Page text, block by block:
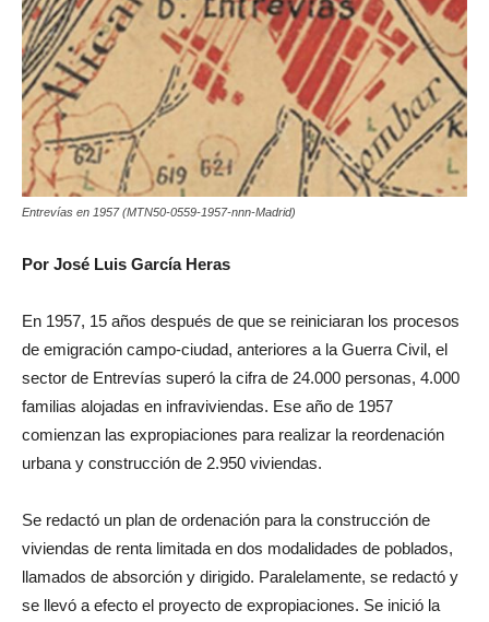
Entrevías en 1957 (MTN50-0559-1957-nnn-Madrid)
Por José Luis García Heras
En 1957, 15 años después de que se reiniciaran los procesos
de emigración campo-ciudad, anteriores a la Guerra Civil, el
sector de Entrevías superó la cifra de 24.000 personas, 4.000
familias alojadas en infraviviendas. Ese año de 1957
comienzan las expropiaciones para realizar la reordenación
urbana y construcción de 2.950 viviendas.
Se redactó un plan de ordenación para la construcción de
viviendas de renta limitada en dos modalidades de poblados,
llamados de absorción y dirigido. Paralelamente, se redactó y
se llevó a efecto el proyecto de expropiaciones. Se inició la